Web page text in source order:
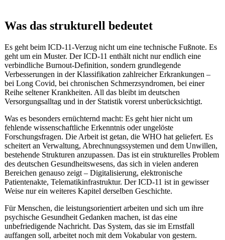
Was das strukturell bedeutet
Es geht beim ICD-11-Verzug nicht um eine technische Fußnote. Es
geht um ein Muster. Der ICD-11 enthält nicht nur endlich eine
verbindliche Burnout-Definition, sondern grundlegende
Verbesserungen in der Klassifikation zahlreicher Erkrankungen –
bei Long Covid, bei chronischen Schmerzsyndromen, bei einer
Reihe seltener Krankheiten. All das bleibt im deutschen
Versorgungsalltag und in der Statistik vorerst unberücksichtigt.
Was es besonders ernüchternd macht: Es geht hier nicht um
fehlende wissenschaftliche Erkenntnis oder ungelöste
Forschungsfragen. Die Arbeit ist getan, die WHO hat geliefert. Es
scheitert an Verwaltung, Abrechnungssystemen und dem Unwillen,
bestehende Strukturen anzupassen. Das ist ein strukturelles Problem
des deutschen Gesundheitswesens, das sich in vielen anderen
Bereichen genauso zeigt – Digitalisierung, elektronische
Patientenakte, Telematikinfrastruktur. Der ICD-11 ist in gewisser
Weise nur ein weiteres Kapitel derselben Geschichte.
Für Menschen, die leistungsorientiert arbeiten und sich um ihre
psychische Gesundheit Gedanken machen, ist das eine
unbefriedigende Nachricht. Das System, das sie im Ernstfall
auffangen soll, arbeitet noch mit dem Vokabular von gestern.